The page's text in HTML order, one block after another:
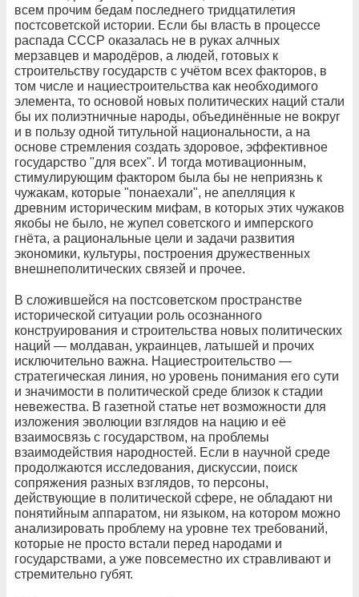
всем прочим бедам последнего тридцатилетия
постсоветской истории. Если бы власть в процессе
распада СССР оказалась не в руках алчных
мерзавцев и мародёров, а людей, готовых к
строительству государств с учётом всех факторов, в
том числе и нациестроительства как необходимого
элемента, то основой новых политических наций стали
бы их полиэтничные народы, объединённые не вокруг
и в пользу одной титульной национальности, а на
основе стремления создать здоровое, эффективное
государство "для всех". И тогда мотивационным,
стимулирующим фактором была бы не неприязнь к
чужакам, которые "понаехали", не апелляция к
древним историческим мифам, в которых этих чужаков
якобы не было, не жупел советского и имперского
гнёта, а рациональные цели и задачи развития
экономики, культуры, построения дружественных
внешнеполитических связей и прочее.
В сложившейся на постсоветском пространстве
исторической ситуации роль осознанного
конструирования и строительства новых политических
наций — молдаван, украинцев, латышей и прочих
исключительно важна. Нациестроительство —
стратегическая линия, но уровень понимания его сути
и значимости в политической среде близок к стадии
невежества. В газетной статье нет возможности для
изложения эволюции взглядов на нацию и её
взаимосвязь с государством, на проблемы
взаимодействия народностей. Если в научной среде
продолжаются исследования, дискуссии, поиск
сопряжения разных взглядов, то персоны,
действующие в политической сфере, не обладают ни
понятийным аппаратом, ни языком, на котором можно
анализировать проблему на уровне тех требований,
которые не просто встали перед народами и
государствами, а уже повсеместно их стравливают и
стремительно губят.